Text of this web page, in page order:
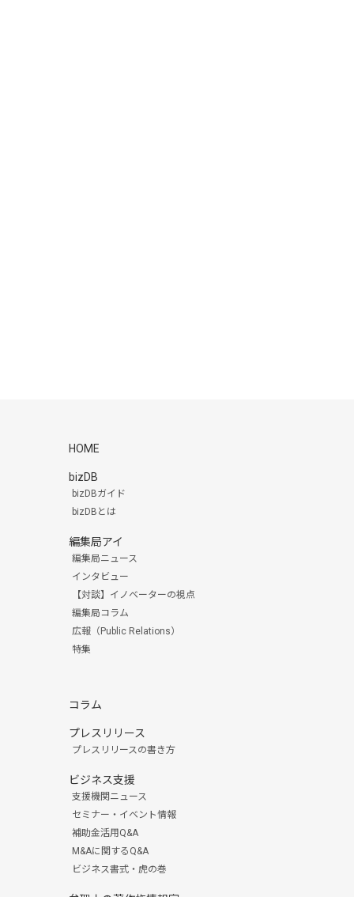
HOME
bizDB
bizDBガイド
bizDBとは
編集局アイ
編集局ニュース
インタビュー
【対談】イノベーターの視点
編集局コラム
広報（Public Relations）
特集
コラム
プレスリリース
プレスリリースの書き方
ビジネス支援
支援機関ニュース
セミナー・イベント情報
補助金活用Q&A
M&Aに関するQ&A
ビジネス書式・虎の巻